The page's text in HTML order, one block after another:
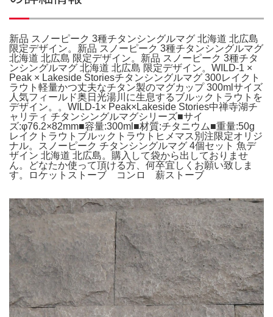
新品 スノーピーク 3種チタンシングルマグ 北海道 北広島
限定デザイン。新品 スノーピーク 3種チタンシングルマグ
北海道 北広島 限定デザイン。新品 スノーピーク 3種チタ
ンシングルマグ 北海道 北広島 限定デザイン。WILD-1 ×
Peak × Lakeside Storiesチタンシングルマグ 300レイクト
ラウト軽量かつ丈夫なチタン製のマグカップ 300mlサイズ
人気フィールド奥日光湯川に生息するブルックトラウトを
デザイン。。WILD-1× Peak×Lakeside Stories中禅寺湖チ
ャリティ チタンシングルマグシリーズ■サイ
ズ:φ76.2×82mm■容量:300ml■材質:チタニウム■重量:50g
レイクトラウトブルックトラウトヒメマス別注限定オリジ
ナル。スノーピーク チタンシングルマグ 4個セット 魚デ
ザイン 北海道 北広島。購入して袋から出しておりませ
ん。どなたか使って頂ける方、何卒宜しくお願い致しま
す。ロケットストーブ コンロ 薪ストーブ